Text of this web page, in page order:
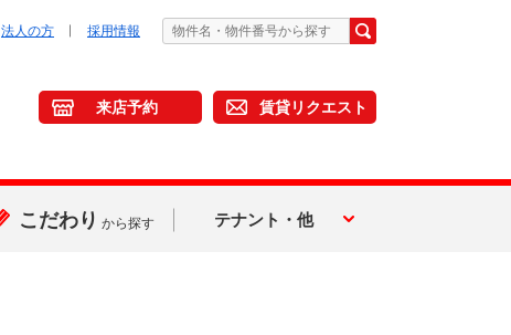
法人の方 採用情報
来店予約 賃貸リクエスト
こだわり から探す テナント・他